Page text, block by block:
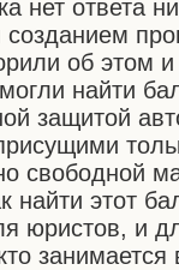
нет ответа
созданием
об этом
найти
защитой
свободной
найти этот
юристов, и